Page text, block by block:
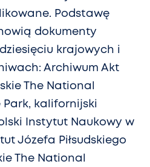
Podstawę
dokumenty
krajowych i
Archiwum Akt
The National
kalifornijski
Instytut Naukowy w
Józefa Piłsudskiego
The National